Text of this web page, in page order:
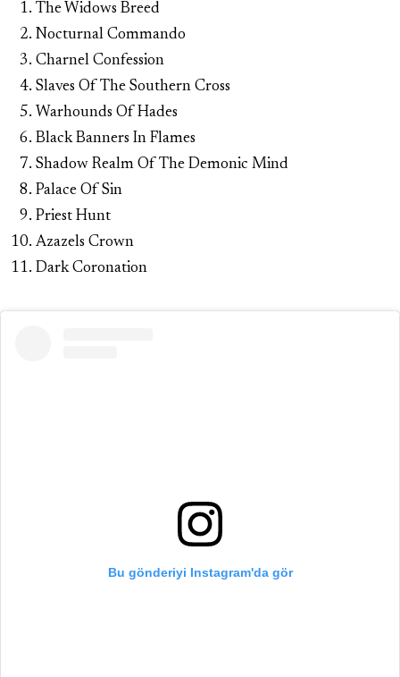
The Widows Breed
Nocturnal Commando
Charnel Confession
Slaves Of The Southern Cross
Warhounds Of Hades
Black Banners In Flames
Shadow Realm Of The Demonic Mind
Palace Of Sin
Priest Hunt
Azazels Crown
Dark Coronation
Bu gönderiyi Instagram'da gör